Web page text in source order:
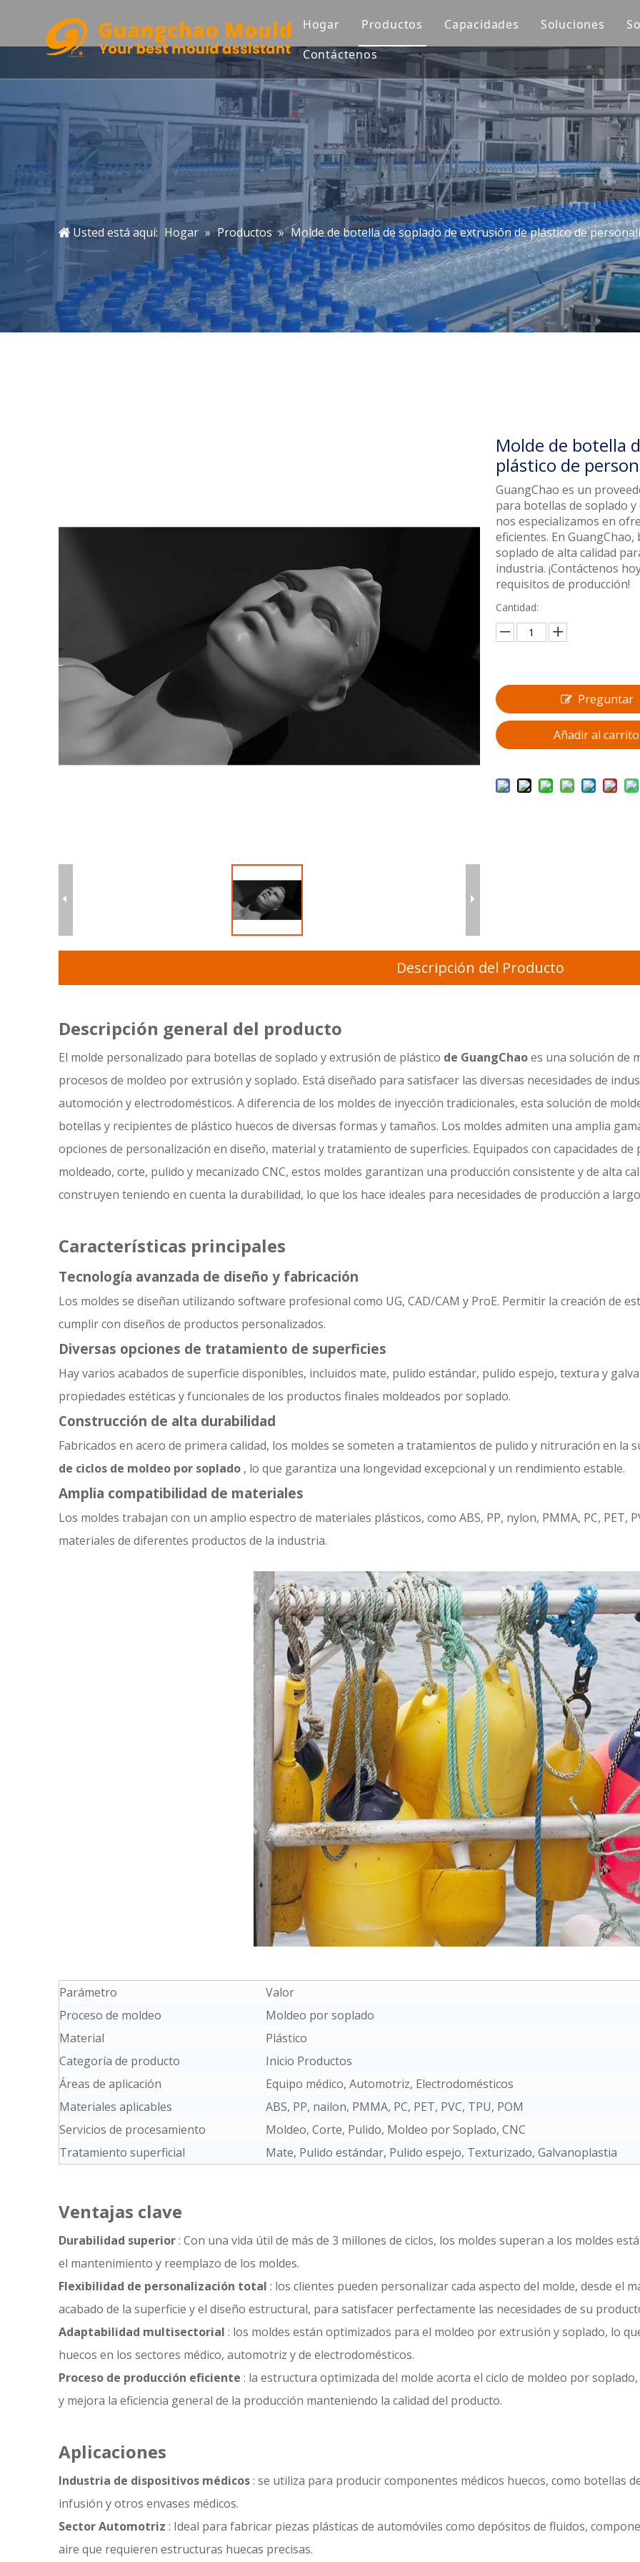
Hogar Productos
Molde automotriz
Molde de piezas de motocicleta
Molde médico
Molde para muebles de exterior
Molde de preformas de PET
Molde doméstico
Molde para electrodomésticos
Molde de soplado
Capacidades
Diseño de moldes
Impresión 3D
Mecanizado CNC
Fabricación de moldes
Control de calidad
Moldeo por inyección
Soluciones
Insertar molde
Molde de
Contáctenos
Usted está aquí: Hogar » Productos » Molde de botella de soplado de extrusión de plástico de
Molde de botella
plástico de
GuangChao es un
para botellas de soplado
nos especializamos en
eficientes. En
soplado de alta calidad
industria. ¡Contáctenos
requisitos de producción!
Cantidad:
Preguntar
Añadir al carrito
Descripción del Producto
Descripción general del producto
El molde personalizado para botellas de soplado y extrusión de plástico de GuangChaoes una solución de
procesos de moldeo por extrusión y soplado. Está diseñado para satisfacer las diversas necesidades de
automoción y electrodomésticos. A diferencia de los moldes de inyección tradicionales, esta solución de
botellas y recipientes de plástico huecos de diversas formas y tamaños. Los moldes admiten una amplia
opciones de personalización en diseño, material y tratamiento de superficies. Equipados con capacidades
moldeado, corte, pulido y mecanizado CNC, estos moldes garantizan una producción consistente y de alta
construyen teniendo en cuenta la durabilidad, lo que los hace ideales para necesidades de producción a
Características principales
Tecnología avanzada de diseño y fabricación
Los moldes se diseñan utilizando software profesional como UG, CAD/CAM y ProE. Permitir la creación de
cumplir con diseños de productos personalizados.
Diversas opciones de tratamiento de superficies
Hay varios acabados de superficie disponibles, incluidos mate, pulido estándar, pulido espejo, textura y
propiedades estéticas y funcionales de los productos finales moldeados por soplado.
Construcción de alta durabilidad
Fabricados en acero de primera calidad, los moldes se someten a tratamientos de pulido y nitruración en la
de ciclos de moldeo por soplado , lo que garantiza una longevidad excepcional y un rendimiento estable.
Amplia compatibilidad de materiales
Los moldes trabajan con un amplio espectro de materiales plásticos, como ABS, PP, nylon, PMMA, PC, PET,
materiales de diferentes productos de la industria.
Parámetro
Valor
Proceso de moldeo
Moldeo por soplado
Material
Plástico
Categoría de producto
Inicio Productos
Áreas de aplicación
Equipo médico, Automotriz, Electrodomésticos
Materiales aplicables
ABS, PP, nailon, PMMA, PC, PET, PVC, TPU, POM
Servicios de procesamiento
Moldeo, Corte, Pulido, Moldeo por Soplado, CNC
Tratamiento superficial
Mate, Pulido estándar, Pulido espejo, Texturizado, Galvanoplastia
Ventajas clave
Durabilidad superior: Con una vida útil de más de 3 millones de ciclos, los moldes superan a los moldes
el mantenimiento y reemplazo de los moldes.
Flexibilidad de personalización total : los clientes pueden personalizar cada aspecto del molde, desde el
acabado de la superficie y el diseño estructural, para satisfacer perfectamente las necesidades de su
Adaptabilidad multisectorial : los moldes están optimizados para el moldeo por extrusión y soplado, lo
huecos en los sectores médico, automotriz y de electrodomésticos.
Proceso de producción eficiente : la estructura optimizada del molde acorta el ciclo de moldeo por
y mejora la eficiencia general de la producción manteniendo la calidad del producto.
Aplicaciones
Industria de dispositivos médicos: se utiliza para producir componentes médicos huecos, como botellas
infusión y otros envases médicos.
Sector Automotriz : Ideal para fabricar piezas plásticas de automóviles como depósitos de fluidos,
aire que requieren estructuras huecas precisas.